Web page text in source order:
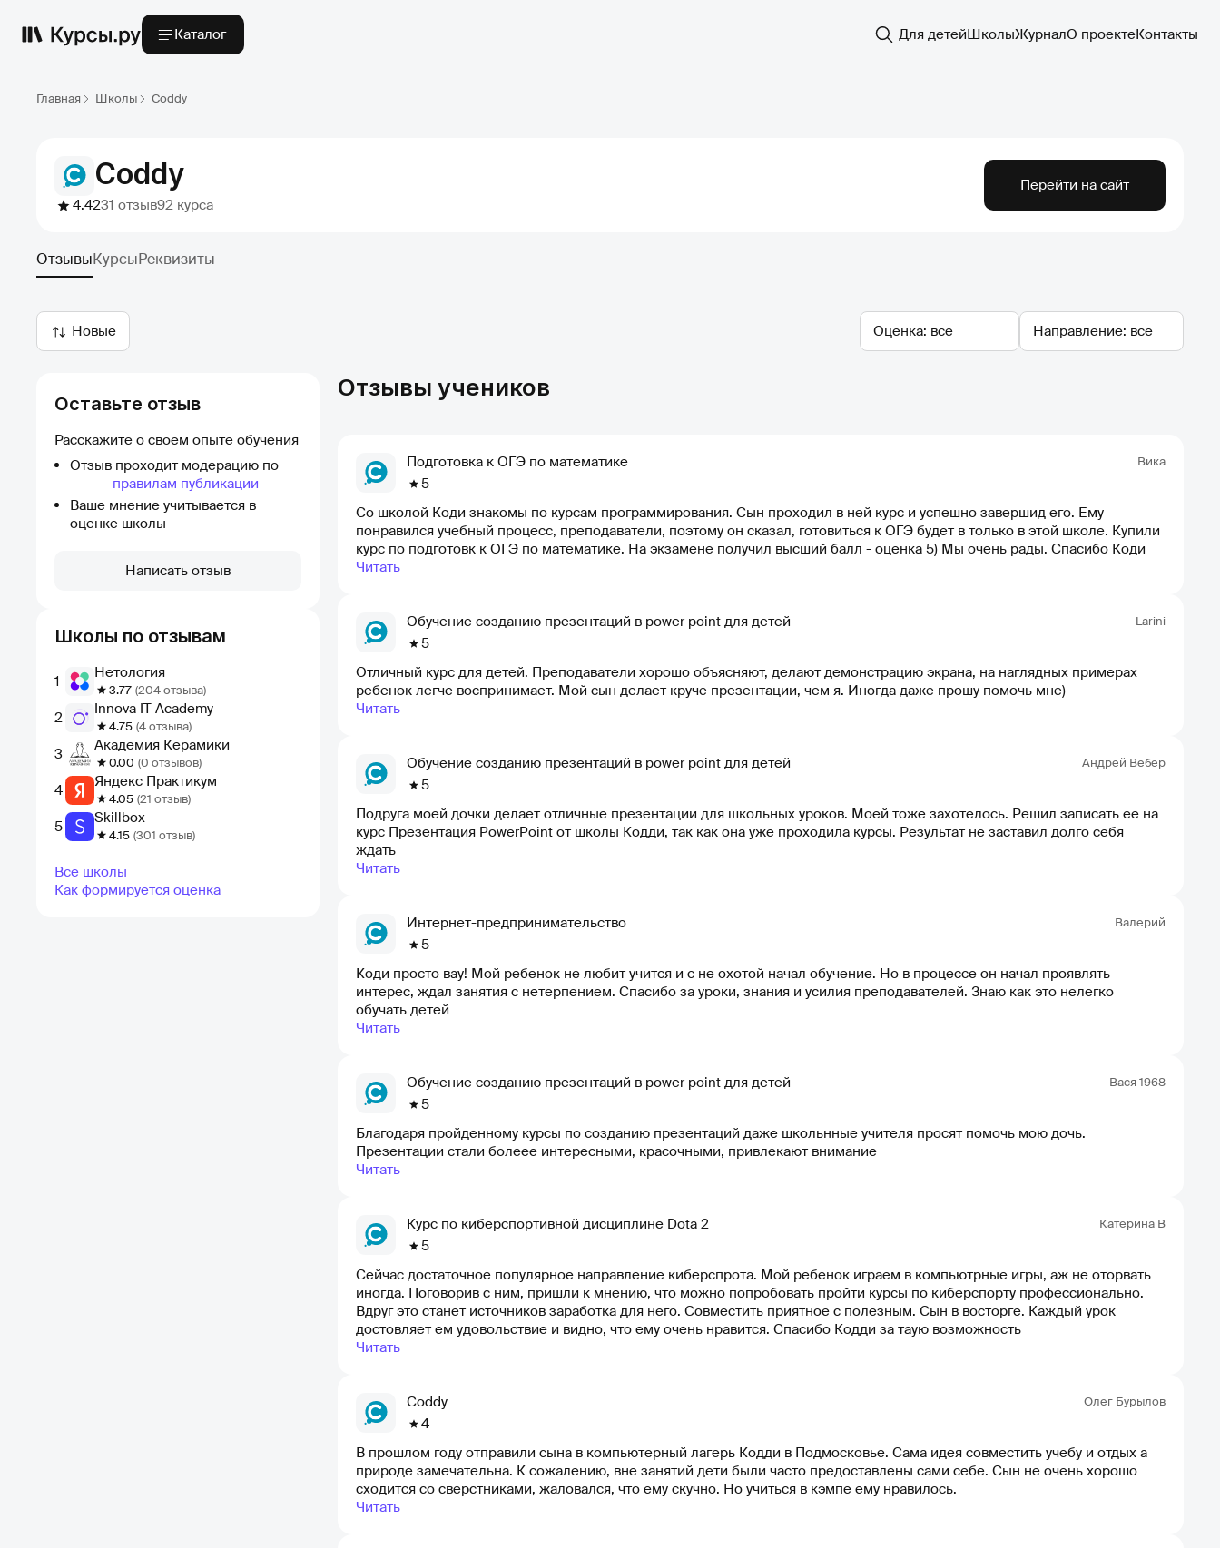
Каталог Для детейШколыЖурналО проектеКонтакты
Главная Школы Coddy
Coddy
4.4231 отзыв92 курса
Перейти на сайт
ОтзывыКурсыРеквизиты
Новые
Оценка Направление
Оставьте отзыв
Расскажите о своём опыте обучения
Отзыв проходит модерацию по
правилам публикации
Ваше мнение учитывается в
оценке школы
Написать отзыв
Школы по отзывам
1 Нетология
3.77 (204 отзыва)
2 Innova IT Academy
4.75 (4 отзыва)
3 Академия Керамики
0.00 (0 отзывов)
4 Яндекс Практикум
4.05 (21 отзыв)
5 Skillbox
4.15 (301 отзыв)
Все школы
Как формируется оценка
Отзывы учеников
Подготовка к ОГЭ по математике
5
Вика
Со школой Коди знакомы по курсам программирования. Сын проходил в ней курс и успешно завершид его. Ему
понравился учебный процесс, преподаватели, поэтому он сказал, готовиться к ОГЭ будет в только в этой школе. Купили
курс по подготовк к ОГЭ по математике. На экзамене получил высший балл - оценка 5) Мы очень рады. Спасибо Коди
Читать
Обучение созданию презентаций в power point для детей
5
Larini
Отличный курс для детей. Преподаватели хорошо объясняют, делают демонстрацию экрана, на наглядных примерах
ребенок легче воспринимает. Мой сын делает круче презентации, чем я. Иногда даже прошу помочь мне)
Читать
Обучение созданию презентаций в power point для детей
5
Андрей Вебер
Подруга моей дочки делает отличные презентации для школьных уроков. Моей тоже захотелось. Решил записать ее на
курс Презентация PowerPoint от школы Кодди, так как она уже проходила курсы. Результат не заставил долго себя
ждать
Читать
Интернет-предпринимательство
5
Валерий
Коди просто вау! Мой ребенок не любит учится и с не охотой начал обучение. Но в процессе он начал проявлять
интерес, ждал занятия с нетерпением. Спасибо за уроки, знания и усилия преподавателей. Знаю как это нелегко
обучать детей
Читать
Обучение созданию презентаций в power point для детей
5
Вася 1968
Благодаря пройденному курсы по созданию презентаций даже школьнные учителя просят помочь мою дочь.
Презентации стали болеее интересными, красочными, привлекают внимание
Читать
Курс по киберспортивной дисциплине Dota 2
5
Катерина В
Сейчас достаточное популярное направление киберспрота. Мой ребенок играем в компьютрные игры, аж не оторвать
иногда. Поговорив с ним, пришли к мнению, что можно попробовать пройти курсы по киберспорту профессионально.
Вдруг это станет источников заработка для него. Совместить приятное с полезным. Сын в восторге. Каждый урок
достовляет ем удовольствие и видно, что ему очень нравится. Спасибо Кодди за таую возможность
Читать
Coddy
4
Олег Бурылов
В прошлом году отправили сына в компьютерный лагерь Кодди в Подмосковье. Сама идея совместить учебу и отдых а
природе замечательна. К сожалению, вне занятий дети были часто предоставлены сами себе. Сын не очень хорошо
сходится со сверстниками, жаловался, что ему скучно. Но учиться в кэмпе ему нравилось.
Читать